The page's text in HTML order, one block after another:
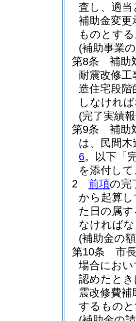
査し、適
補助金変更
ものとす
(補助事業
第8条
補助
耐震改修
造住宅段階
しなけれ
(完了実績
第9条
補助
は、民間木
6。以下「
を添付し
2
前項の完
から起算
た日の属
なければ
(補助金の
第10条
市
場合にお
認めたと
震改修費補
するもの